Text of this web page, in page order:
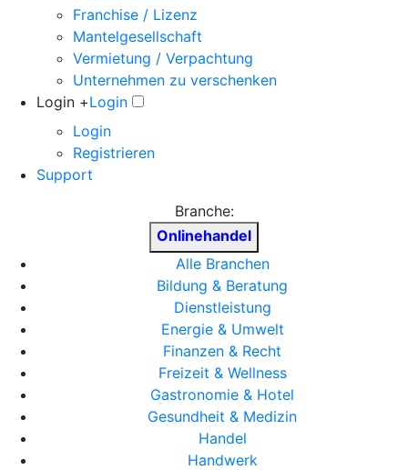
Franchise / Lizenz
Mantelgesellschaft
Vermietung / Verpachtung
Unternehmen zu verschenken
Login +Login
Login
Registrieren
Support
Branche:
Onlinehandel
Alle Branchen
Bildung & Beratung
Dienstleistung
Energie & Umwelt
Finanzen & Recht
Freizeit & Wellness
Gastronomie & Hotel
Gesundheit & Medizin
Handel
Handwerk